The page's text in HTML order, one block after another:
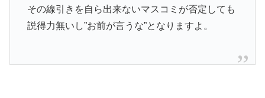
その線引きを自ら出来ないマスコミが否定しても
説得力無いし”お前が言うな”となりますよ。